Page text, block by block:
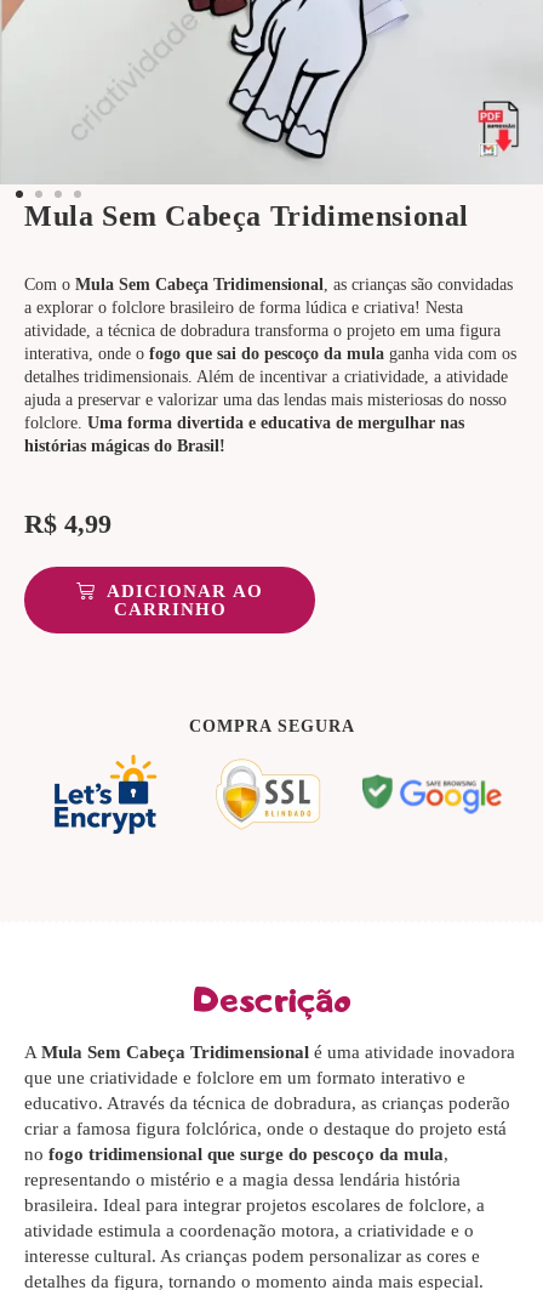
Mula Sem Cabeça Tridimensional
Com o Mula Sem Cabeça Tridimensional, as crianças são convidadas
a explorar o folclore brasileiro de forma lúdica e criativa! Nesta
atividade, a técnica de dobradura transforma o projeto em uma figura
interativa, onde o fogo que sai do pescoço da mula ganha vida com os
detalhes tridimensionais. Além de incentivar a criatividade, a atividade
ajuda a preservar e valorizar uma das lendas mais misteriosas do nosso
folclore. Uma forma divertida e educativa de mergulhar nas
histórias mágicas do Brasil!
R$ 4,99
ADICIONAR AO
CARRINHO
COMPRA SEGURA
Descrição
AMula Sem Cabeça Tridimensional é uma atividade inovadora
que une criatividade e folclore em um formato interativo e
educativo. Através da técnica de dobradura, as crianças poderão
criar a famosa figura folclórica, onde o destaque do projeto está
no fogo tridimensional que surge do pescoço da mula,
representando o mistério e a magia dessa lendária história
brasileira. Ideal para integrar projetos escolares de folclore, a
atividade estimula a coordenação motora, a criatividade e o
interesse cultural. As crianças podem personalizar as cores e
detalhes da figura, tornando o momento ainda mais especial.